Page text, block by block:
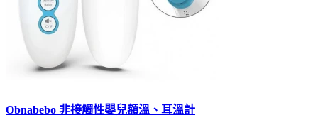
Obnabebo 非接觸性嬰兒額溫、耳溫計